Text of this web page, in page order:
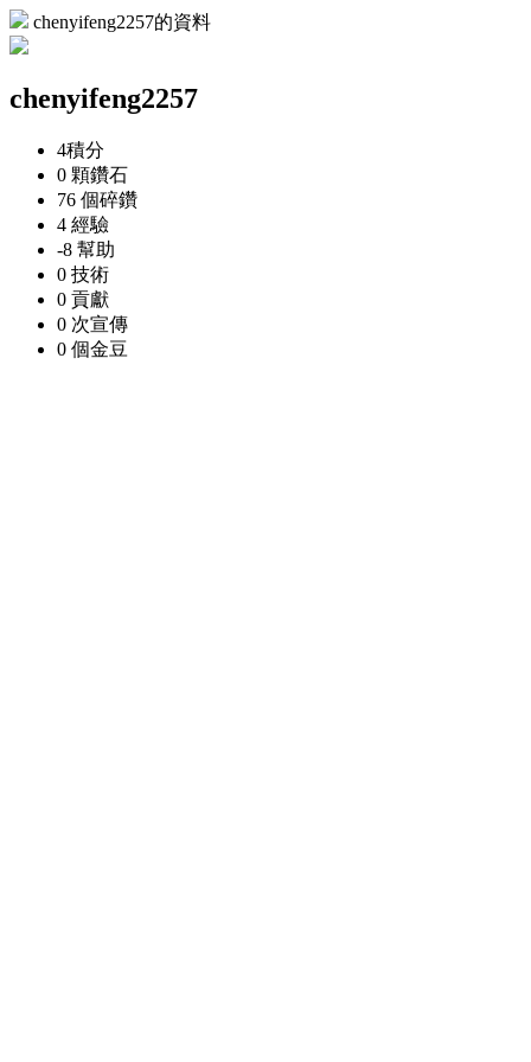
chenyifeng2257的資料
chenyifeng2257
4積分
0 顆鑽石
76 個碎鑽
4 經驗
-8 幫助
0 技術
0 貢獻
0 次宣傳
0 個金豆